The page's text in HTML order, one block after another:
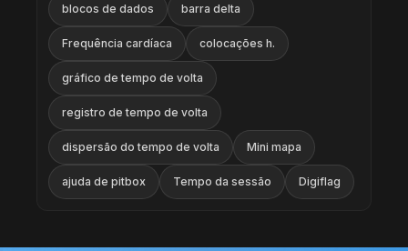
blocos de dados barra delta
Frequência cardíaca colocações h.
gráfico de tempo de volta
registro de tempo de volta
dispersão do tempo de volta Mini mapa
ajuda de pitbox Tempo da sessão Digiflag